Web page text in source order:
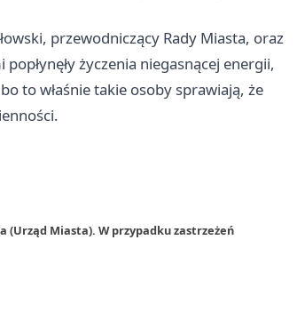
przewodniczący Rady Miasta, oraz
życzenia niegasnącej energii,
to właśnie takie osoby sprawiają, że
Miasta). W przypadku zastrzeżeń